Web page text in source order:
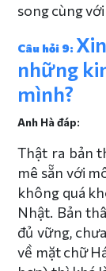
song cùng
Câu hỏi 9:
những
mình?
Anh Hà đáp:
Thật ra bản
mê sẵn với
không quá
Nhật. Bản
đủ vững,
về mặt chữ